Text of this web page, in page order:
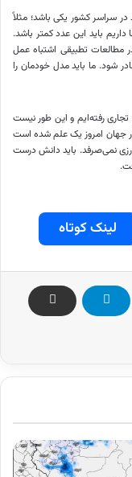
نباید در سراسر کشور یکی باشد؛ مثلاً
باید این عدد کمتر باشد.
تطبیقی اشتباه عمل
شود. ما باید مدل خودمان را
رفته‌ایم و این طور نیست
جهان امروز یک علم شده است
نمی‌صرفد. باید دانش درست
لینک کوتاه